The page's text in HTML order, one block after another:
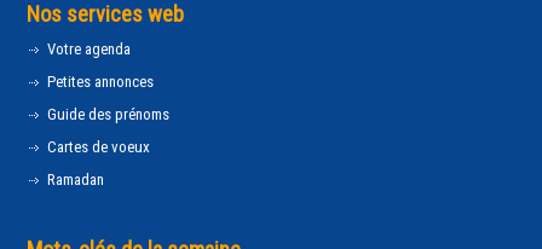
Nos services web
Votre agenda
Petites annonces
Guide des prénoms
Cartes de voeux
Ramadan